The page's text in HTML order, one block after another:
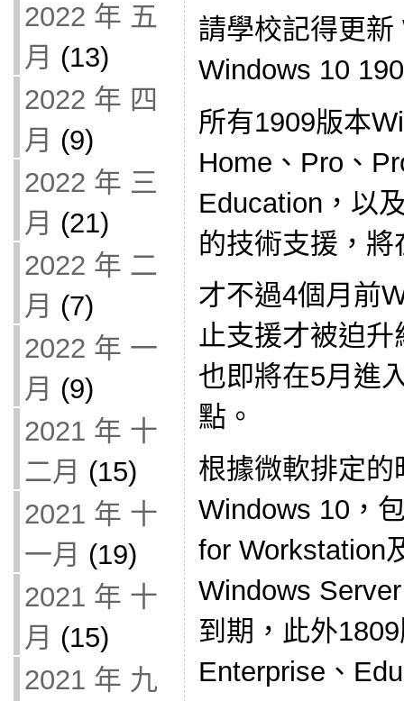
2022 年 五
月 (13)
2022 年 四
月 (9)
2022 年 三
月 (21)
2022 年 二
月 (7)
2022 年 一
月 (9)
2021 年 十
二月 (15)
2021 年 十
一月 (19)
2021 年 十
月 (15)
2021 年 九
請學校記得更
Windows 10
所有1909版本
Home、Pro、
Education，以
的技術支援，
才不過4個月前
止支援才被迫
也即將在5月進
點。
根據微軟排定
Windows 10，
for Workstation
Windows
到期，此外
Enterprise、